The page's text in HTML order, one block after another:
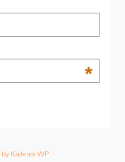
*
by Kadence WP